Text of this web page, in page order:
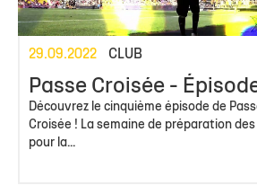
29.09.2022 CLUB
Passe Croisée -
Découvrez le cinquième épisode de
Croisée ! La semaine de préparation
pour la...